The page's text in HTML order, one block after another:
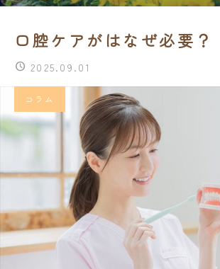
口腔ケアがはなぜ必要？
2025.09.01
コラム